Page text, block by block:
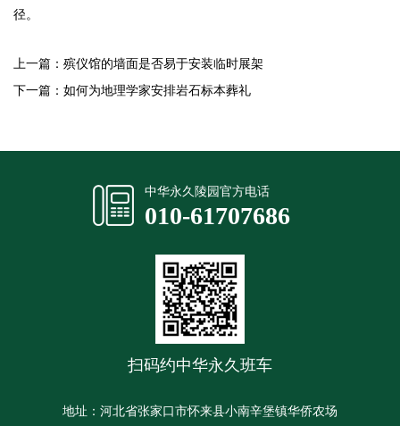
径。
上一篇： 殡仪馆的墙面是否易于安装临时展架
下一篇： 如何为地理学家安排岩石标本葬礼
中华永久陵园官方电话
010-61707686
扫码约中华永久班车
地址：河北省张家口市怀来县小南辛堡镇华侨农场